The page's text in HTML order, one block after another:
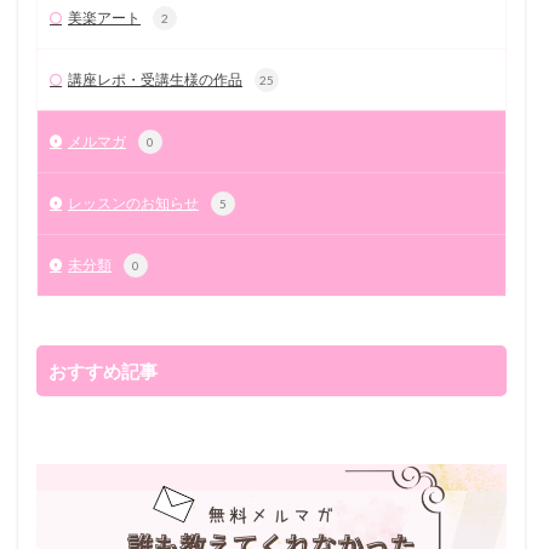
美楽アート 2
講座レポ・受講生様の作品 25
メルマガ 0
レッスンのお知らせ 5
未分類 0
おすすめ記事